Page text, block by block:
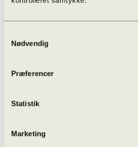
Nødvendig
Præferencer
Statistik
Marketing
Studierejser
Udveksling
Kvalitetssikring
Studieplaner og